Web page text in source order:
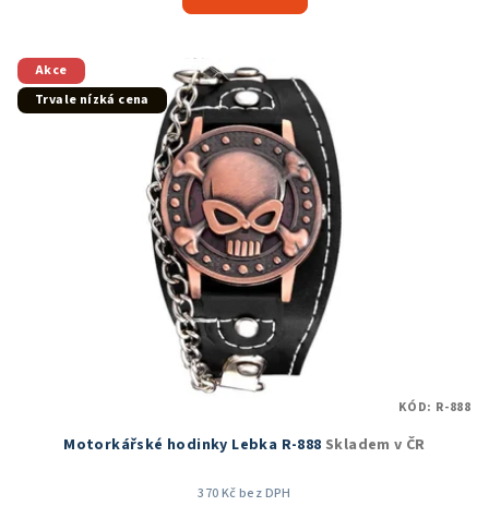
5
hvězdiček.
Akce
Trvale nízká cena
Motorkářské hodinky Lebka R-888 Skladem v ČR
370 Kč bez DPH
KÓD: R-888